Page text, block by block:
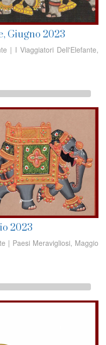
Giugno 2023
| I Viaggiatori Dell'Elefante,
2023
| Paesi Meravigliosi, Maggio